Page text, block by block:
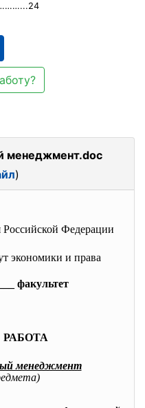
менеджмент.doc
)
Федерации
экономики и права
___ факультет
менеджмент